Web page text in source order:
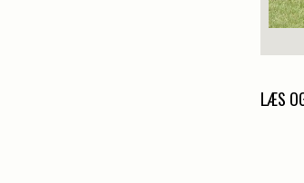
LÆS